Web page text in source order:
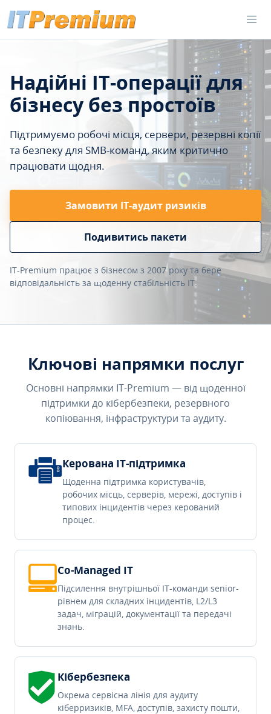
Надійні IT-операції для
бізнесу без простоїв
Підтримуємо робочі місця, сервери, резервні копії
та безпеку для SMB-команд, яким критично
працювати щодня.
Замовити ІТ-аудит ризиків
Подивитись пакети
IT-Premium працює з бізнесом з 2007 року та бере
відповідальність за щоденну стабільність IT.
Ключові напрямки послуг
Основні напрямки IT-Premium — від щоденної
підтримки до кібербезпеки, резервного
копіювання, інфраструктури та аудиту.
Керована IT-підтримка
Щоденна підтримка користувачів,
робочих місць, серверів, мережі, доступів і
типових інцидентів через керований
процес.
Co-Managed IT
Підсилення внутрішньої IT-команди senior-
рівнем для складних інцидентів, L2/L3
задач, міграцій, документації та передачі
знань.
Кібербезпека
Окрема сервісна лінія для аудиту
кіберризиків, MFA, доступів, захисту пошти,